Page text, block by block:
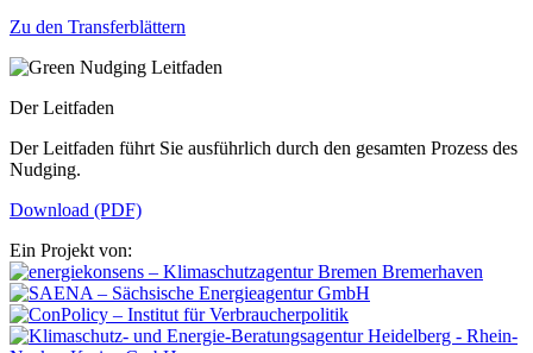
Zu den Transferblättern
Der Leitfaden
Der Leitfaden führt Sie ausführlich durch den gesamten Prozess des
Nudging.
Download (PDF)
Ein Projekt von: